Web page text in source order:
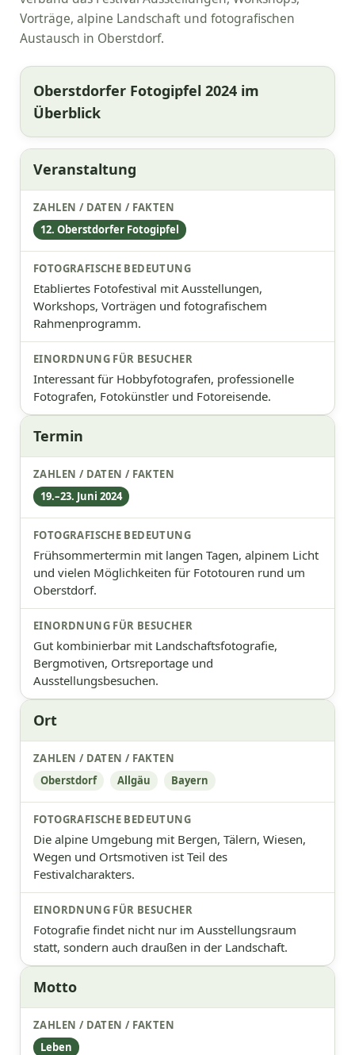
Vorträge, alpine Landschaft und fotografischen
Austausch in Oberstdorf.
Oberstdorfer Fotogipfel 2024 im
Überblick
Veranstaltung
12. Oberstdorfer Fotogipfel
Etabliertes Fotofestival mit Ausstellungen,
Workshops, Vorträgen und fotografischem
Rahmenprogramm.
Interessant für Hobbyfotografen, professionelle
Fotografen, Fotokünstler und Fotoreisende.
Termin
19.–23. Juni 2024
Frühsommertermin mit langen Tagen, alpinem Licht
und vielen Möglichkeiten für Fototouren rund um
Oberstdorf.
Gut kombinierbar mit Landschaftsfotografie,
Bergmotiven, Ortsreportage und
Ausstellungsbesuchen.
Ort
Oberstdorf Allgäu Bayern
Die alpine Umgebung mit Bergen, Tälern, Wiesen,
Wegen und Ortsmotiven ist Teil des
Festivalcharakters.
Fotografie findet nicht nur im Ausstellungsraum
statt, sondern auch draußen in der Landschaft.
Motto
Leben